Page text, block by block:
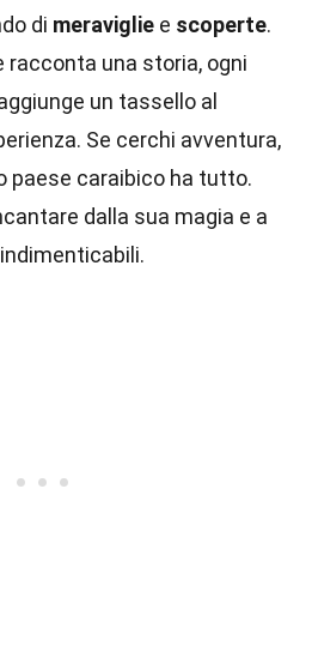
di meraviglie e scoperte.
racconta una storia, ogni
un tassello al
Se cerchi avventura,
paese caraibico ha tutto.
dalla sua magia e a